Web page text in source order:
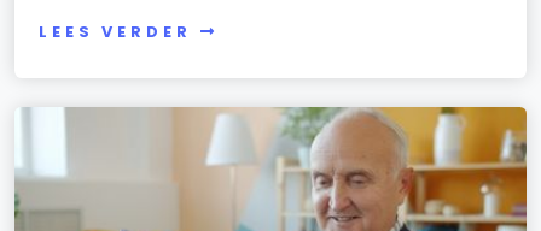
LEES VERDER